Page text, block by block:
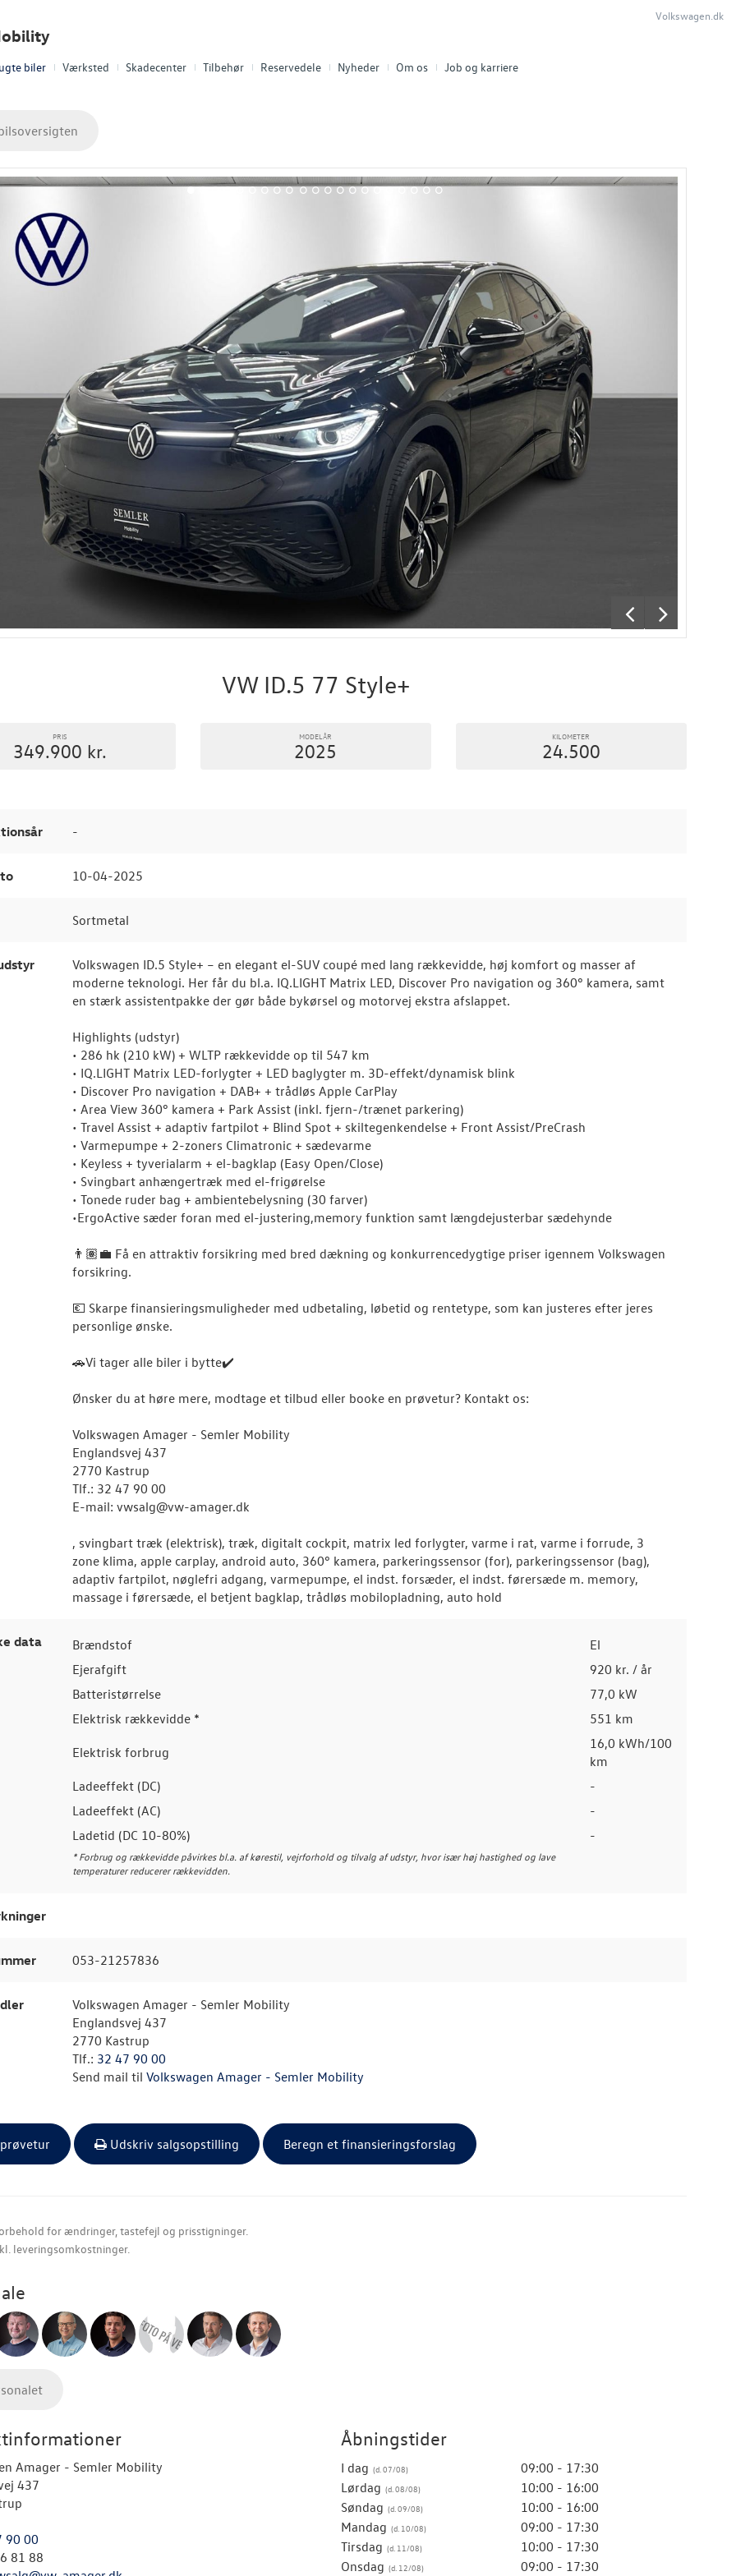
biler Værksted Skadecenter Tilbehør Reservedele Nyheder Om os Job og karriere
Volkswagen.dk
10 11 12 13 14 15 20 21
VW ID.5 77 Style+
PRIS
349.900 kr.
MODELÅR
2025
KILOMETER
24.500
-
10-04-2025
Sortmetal
Volkswagen ID.5 Style+ – en elegant el-SUV coupé med lang rækkevidde, høj komfort og masser af
moderne teknologi. Her får du bl.a. IQ.LIGHT Matrix LED, Discover Pro navigation og 360° kamera, samt
en stærk assistentpakke der gør både bykørsel og motorvej ekstra afslappet.
Highlights (udstyr)
• 286 hk (210 kW) + WLTP rækkevidde op til 547 km
• IQ.LIGHT Matrix LED-forlygter + LED baglygter m. 3D-effekt/dynamisk blink
• Discover Pro navigation + DAB+ + trådløs Apple CarPlay
• Area View 360° kamera + Park Assist (inkl. fjern-/trænet parkering)
• Travel Assist + adaptiv fartpilot + Blind Spot + skiltegenkendelse + Front Assist/PreCrash
• Varmepumpe + 2-zoners Climatronic + sædevarme
• Keyless + tyverialarm + el-bagklap (Easy Open/Close)
• Svingbart anhængertræk med el-frigørelse
• Tonede ruder bag + ambientebelysning (30 farver)
•ErgoActive sæder foran med el-justering,memory funktion samt længdejusterbar sædehynde
👨🏽‍💼 Få en attraktiv forsikring med bred dækning og konkurrencedygtige priser igennem Volkswagen
forsikring.
💶 Skarpe finansieringsmuligheder med udbetaling, løbetid og rentetype, som kan justeres efter jeres
personlige ønske.
🚗Vi tager alle biler i bytte✔️
Ønsker du at høre mere, modtage et tilbud eller booke en prøvetur? Kontakt os:
Volkswagen Amager - Semler Mobility
Englandsvej 437
2770 Kastrup
Tlf.: 32 47 90 00
E-mail: vwsalg@vw-amager.dk
, svingbart træk (elektrisk), træk, digitalt cockpit, matrix led forlygter, varme i rat, varme i forrude, 3
zone klima, apple carplay, android auto, 360° kamera, parkeringssensor (for), parkeringssensor (bag),
adaptiv fartpilot, nøglefri adgang, varmepumpe, el indst. forsæder, el indst. førersæde m. memory,
massage i førersæde, el betjent bagklap, trådløs mobilopladning, auto hold
data Brændstof
El
Ejerafgift
920 kr. / år
Batteristørrelse
77,0 kW
Elektrisk rækkevidde *
551 km
Elektrisk forbrug
16,0 kWh/100
km
Ladeeffekt (DC)
-
Ladeeffekt (AC)
-
Ladetid (DC 10-80%)
-
* Forbrug og rækkevidde påvirkes bl.a. af kørestil, vejrforhold og tilvalg af udstyr, hvor især høj hastighed og lave
temperaturer reducerer rækkevidden.
053-21257836
Volkswagen Amager - Semler Mobility
Englandsvej 437
2770 Kastrup
Tlf.: 32 47 90 00
Send mail til Volkswagen Amager - Semler Mobility
Udskriv salgsopstilling Beregn et finansieringsforslag
for ændringer, tastefejl og prisstigninger.
leveringsomkostninger.
Amager - Semler Mobility
437
90 00
81 88
Åbningstider
I dag
09:00 - 17:30
Lørdag
10:00 - 16:00
Søndag
10:00 - 16:00
Mandag
09:00 - 17:30
Tirsdag
10:00 - 17:30
Onsdag
09:00 - 17:30